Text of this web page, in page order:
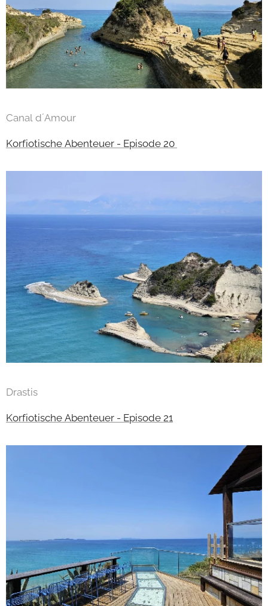
Canal d´Amour
Korfiotische Abenteuer - Episode 20
Drastis
Korfiotische Abenteuer - Episode 21